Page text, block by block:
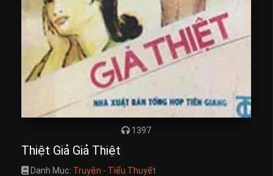
1397
Thiệt Giả Giả Thiệt
Danh Mục: Truyện - Tiểu Thuyết